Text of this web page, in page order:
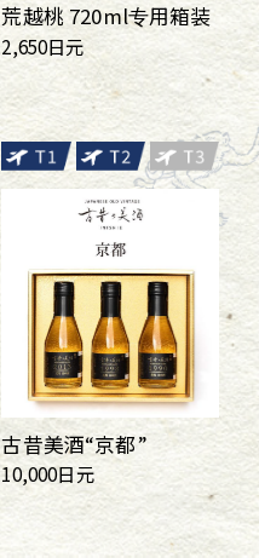
荒越桃 720ml专用箱装
2,650日元
古昔美酒“京都”
10,000日元